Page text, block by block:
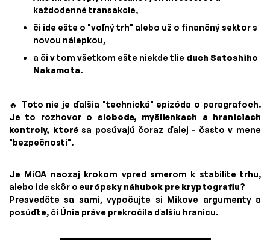
každodenné transakcie,
či ide ešte o "voľný trh" alebo už o finančný sektor s
novou nálepkou,
a či v tom všetkom ešte niekde tlie duch Satoshiho
Nakamota.
🔥 Toto nie je ďalšia "technická" epizóda o paragrafoch.
Je to rozhovor o slobode, myšlienkach a hraniciach
kontroly, ktorésa posúvajú čoraz ďalej - často v mene
"bezpečnosti".
Je MiCA naozaj krokom vpred smerom k stabilite trhu,
alebo ide skôr o európsky náhubok pre kryptografiu?
Presvedčte sa sami, vypočujte si Mikove argumenty a
posúďte, či Únia práve prekročila ďalšiu hranicu.